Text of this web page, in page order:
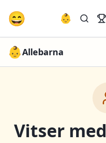
😄 👶
👶Allebarna
Vitser med